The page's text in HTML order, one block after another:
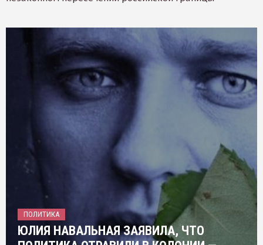
ПОЛИТИКА
ЮЛИЯ НАВАЛЬНАЯ ЗАЯВИЛА, ЧТО